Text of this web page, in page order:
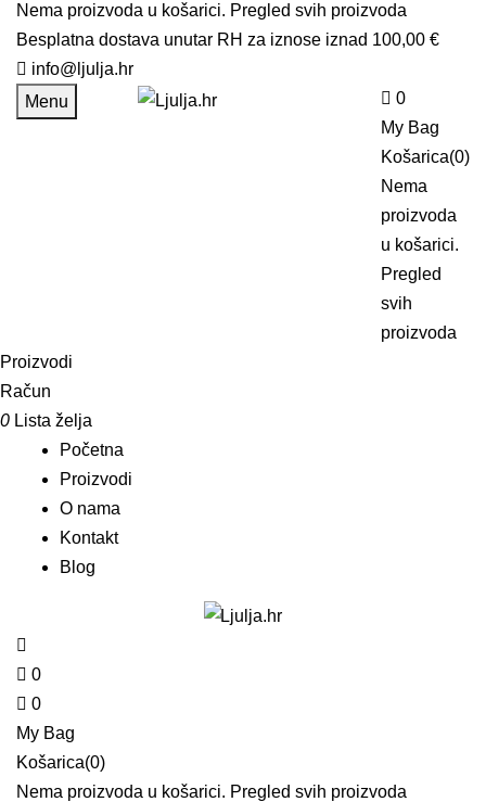
Nema proizvoda u košarici. Pregled svih proizvoda
Besplatna dostava unutar RH za iznose iznad 100,00 €
info@ljulja.hr
Menu
0
My Bag
Košarica(0)
Nema
proizvoda
u košarici.
Pregled
svih
proizvoda
Proizvodi
Račun
0 Lista želja
Početna
Proizvodi
O nama
Kontakt
Blog
0
0
My Bag
Košarica(0)
Nema proizvoda u košarici. Pregled svih proizvoda